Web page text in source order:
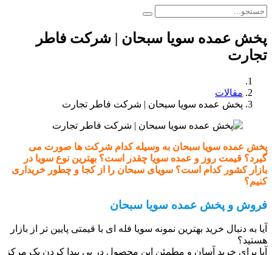
پخش عمده سویا سبحان | شرکت فاطر
تجارت
مقالات
پخش عمده سویا سبحان | شرکت فاطر تجارت
پخش عمده سویا سبحان به وسیله کدام شرکت ها صورت می
گیرد؟ قیمت روز و عمده سویا چقدر است؟ بهترین نوع سویا در
بازار کشور کدام است؟ سویای سبحان را از کجا و چطور خریداری
کنیم؟
فروش و پخش عمده سویا سبحان
آیا به دنبال خرید بهترین نمونه سویا فله ای با قیمتی پایین تر از بازار
هستید؟
آیا برای خرید آسان و مطمئن این محصول در پی پیدا کردن یک مرکز